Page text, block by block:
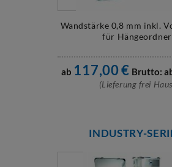
Wandstärke 0,8 mm inkl.
für Hängeordner
ab 117,00€ Brutto:
(Lieferung frei
INDUSTRY-